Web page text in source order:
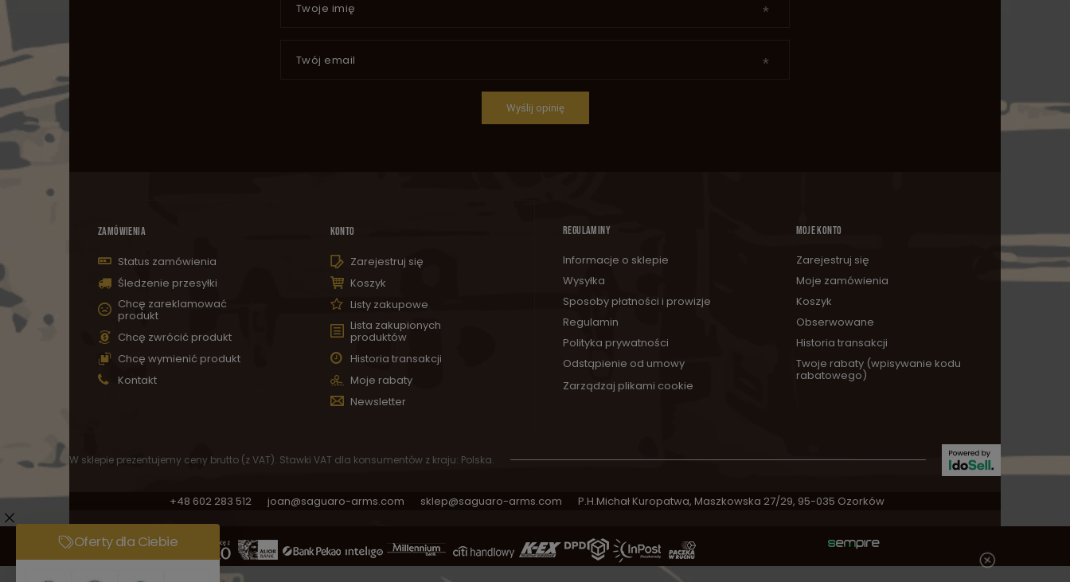
Twoje imię
Twój email
Wyślij opinię
ZAMÓWIENIA
Status zamówienia
Śledzenie przesyłki
Chcę zareklamować
produkt
Chcę zwrócić produkt
Chcę wymienić produkt
Kontakt
KONTO
Zarejestruj się
Koszyk
Listy zakupowe
Lista zakupionych
produktów
Historia transakcji
Moje rabaty
Newsletter
REGULAMINY
Informacje o sklepie
Wysyłka
Sposoby płatności i prowizje
Regulamin
Polityka prywatności
Odstąpienie od umowy
Zarządzaj plikami cookie
MOJE KONTO
Zarejestruj się
Moje zamówienia
Koszyk
Obserwowane
Historia transakcji
Twoje rabaty (wpisywanie kodu
rabatowego)
W sklepie prezentujemy ceny brutto (z VAT). Stawki VAT dla konsumentów z kraju: Polska.
+48 602 283 512 joan@saguaro-arms.com sklep@saguaro-arms.com P.H.Michał Kuropatwa, Maszkowska 27/29, 95-035 Ozorków